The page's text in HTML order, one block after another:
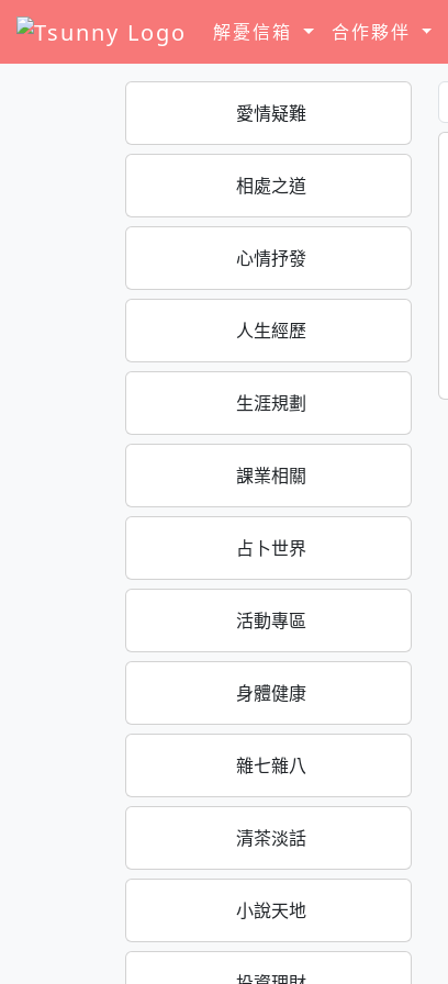
解憂信箱 合作夥伴
愛情疑難
相處之道
心情抒發
人生經歷
生涯規劃
課業相關
占卜世界
活動專區
身體健康
雜七雜八
清茶淡話
小說天地